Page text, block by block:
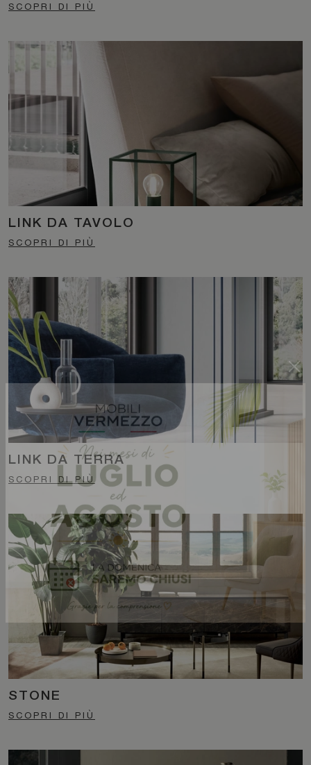
SCOPRI DI PIÙ
LINK DA TAVOLO
SCOPRI DI PIÙ
LINK DA TERRA
SCOPRI DI PIÙ
STONE
SCOPRI DI PIÙ